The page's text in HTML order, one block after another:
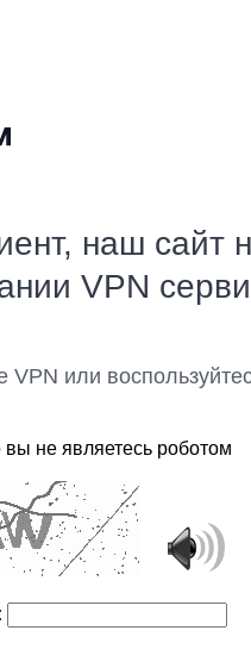
наш сайт
VPN
VPN или
не являетесь роботом